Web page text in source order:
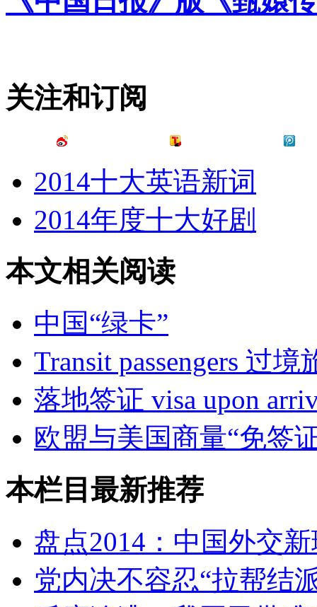
关注和订阅
2014十大英语新词
2014年度十大好剧
本文相关阅读
中国“绿卡”
Transit passengers 过境
落地签证 visa upon
欧盟与美国商量“免签
本栏目最新推荐
盘点2014：中国外交
党内决不容忍“拉帮结